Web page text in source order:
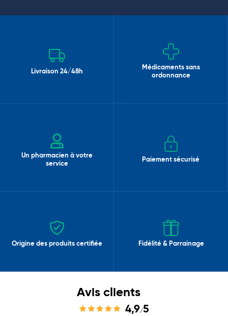
Livraison 24/48h
Médicaments sans
ordonnance
Un pharmacien à votre
service
Paiement sécurisé
Origine des produits certifiée Fidélité & Parrainage
Avis clients
4,9/5